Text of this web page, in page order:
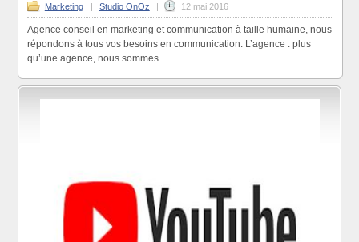
Marketing | Studio OnOz | 12 mai 2016
Agence conseil en marketing et communication à taille humaine, nous
répondons à tous vos besoins en communication. L’agence : plus
qu’une agence, nous sommes...